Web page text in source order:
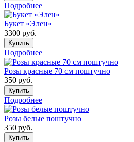
Подробнее
Букет «Элен»
3300 руб.
Купить
Подробнее
Розы красные 70 см поштучно
350 руб.
Купить
Подробнее
Розы белые поштучно
350 руб.
Купить